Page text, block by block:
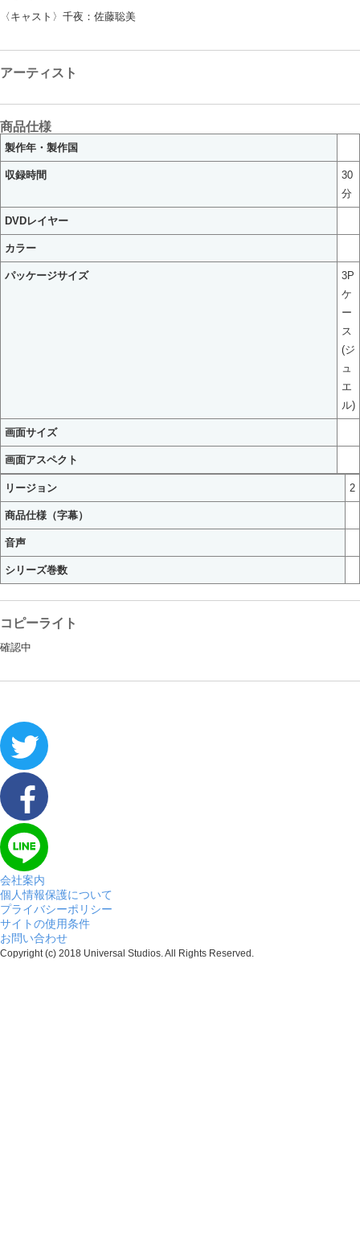
〈キャスト〉千夜：佐藤聡美
アーティスト
商品仕様
製作年・製作国
収録時間
30
分
DVDレイヤー
カラー
パッケージサイズ
3P
ケ
ー
ス
(ジ
ュ
エ
ル)
画面サイズ
画面アスペクト
リージョン 2
商品仕様（字幕）
音声
シリーズ巻数
コピーライト
確認中
会社案内
個人情報保護について
プライバシーポリシー
サイトの使用条件
お問い合わせ
Copyright (c) 2018 Universal Studios. All Rights Reserved.